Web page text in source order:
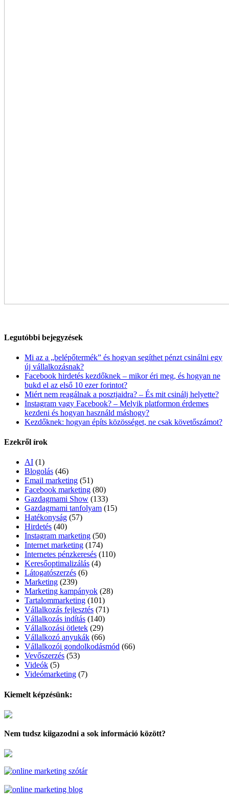
Legutóbbi bejegyzések
Mi az a „belépőtermék” és hogyan segíthet pénzt csinálni egy
új vállalkozásnak?
Facebook hirdetés kezdőknek – mikor éri meg, és hogyan ne
bukd el az első 10 ezer forintot?
Miért nem reagálnak a posztjaidra? – És mit csinálj helyette?
Instagram vagy Facebook? – Melyik platformon érdemes
kezdeni és hogyan használd máshogy?
Kezdőknek: hogyan építs közösséget, ne csak követőszámot?
Ezekről írok
AI (1)
Blogolás (46)
Email marketing (51)
Facebook marketing (80)
Gazdagmami Show (133)
Gazdagmami tanfolyam (15)
Hatékonyság (57)
Hirdetés (40)
Instagram marketing (50)
Internet marketing (174)
Internetes pénzkeresés (110)
Keresőoptimalizálás (4)
Látogatószerzés (6)
Marketing (239)
Marketing kampányok (28)
Tartalommarketing (101)
Vállalkozás fejlesztés (71)
Vállalkozás indítás (140)
Vállalkozási ötletek (29)
Vállalkozó anyukák (66)
Vállalkozói gondolkodásmód (66)
Vevőszerzés (53)
Videók (5)
Videómarketing (7)
Kiemelt képzésünk:
Nem tudsz kiigazodni a sok információ között?